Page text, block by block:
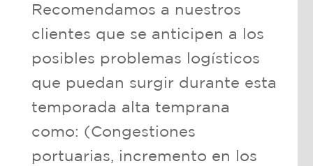
Recomendamos a nuestros
clientes que se anticipen a los
posibles problemas logísticos
que puedan surgir durante esta
temporada alta temprana
como: (Congestiones
portuarias, incremento en los